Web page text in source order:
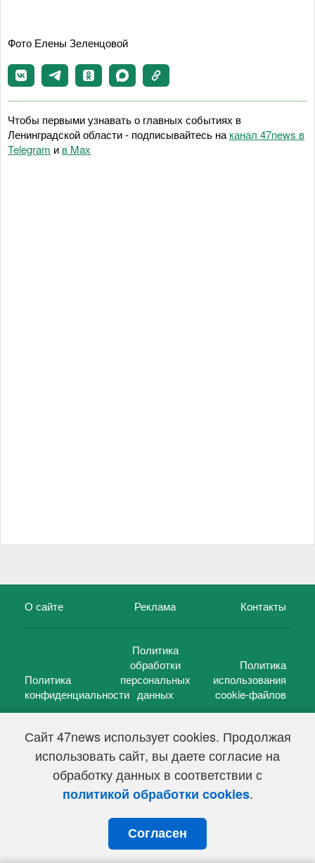
Сайт 47news использует cookies. Продолжая
использовать сайт, вы даете согласие на
обработку данных в соответствии с
политикой обработки cookies.
Согласен
Фото Елены Зеленцовой
Чтобы первыми узнавать о главных событиях в
Ленинградской области - подписывайтесь на канал 47news в
Telegram и в Maх
О сайте Реклама Контакты
Политика
конфиденциальности
Политика
обработки
персональных
данных
Политика
использования
cookie-файлов
47 новостей (47 news)2005 — 2026 г.
Свидетельство о регистрации СМИ Эл № ФС 77-39848, выдано
Федеральной службой по надзору в сфере связи,
информационных технологий и массовых коммуникаций